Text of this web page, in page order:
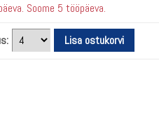
Soome 5 tööpäeva.